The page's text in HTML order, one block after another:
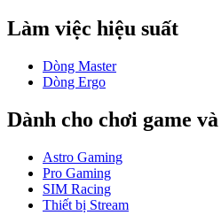
Làm việc hiệu suất
Dòng Master
Dòng Ergo
Dành cho chơi game
Astro Gaming
Pro Gaming
SIM Racing
Thiết bị Stream